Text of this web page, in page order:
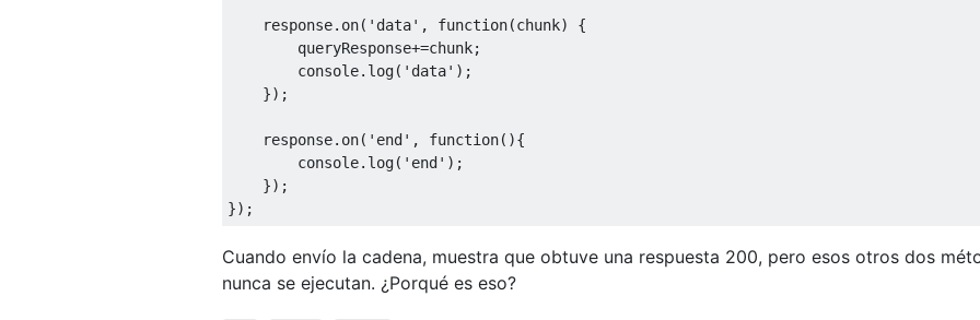
    response
. on( 'data' , function(chunk)
{
        queryResponse
+=chunk;
        console
. log( 'data' );
});
    response
. on( 'end' , function(){
        console
. log( 'end' );
});
});
Cuando envío la cadena, muestra que obtuve una respuesta 200, pero esos otros dos
nunca se ejecutan. ¿Porqué es eso?